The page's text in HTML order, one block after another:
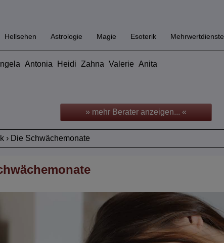
Hellsehen Astrologie Magie Esoterik Mehrwertdienste
Antonia Heidi Zahna Valerie Anita
» mehr Berater anzeigen... «
› Die Schwächemonate